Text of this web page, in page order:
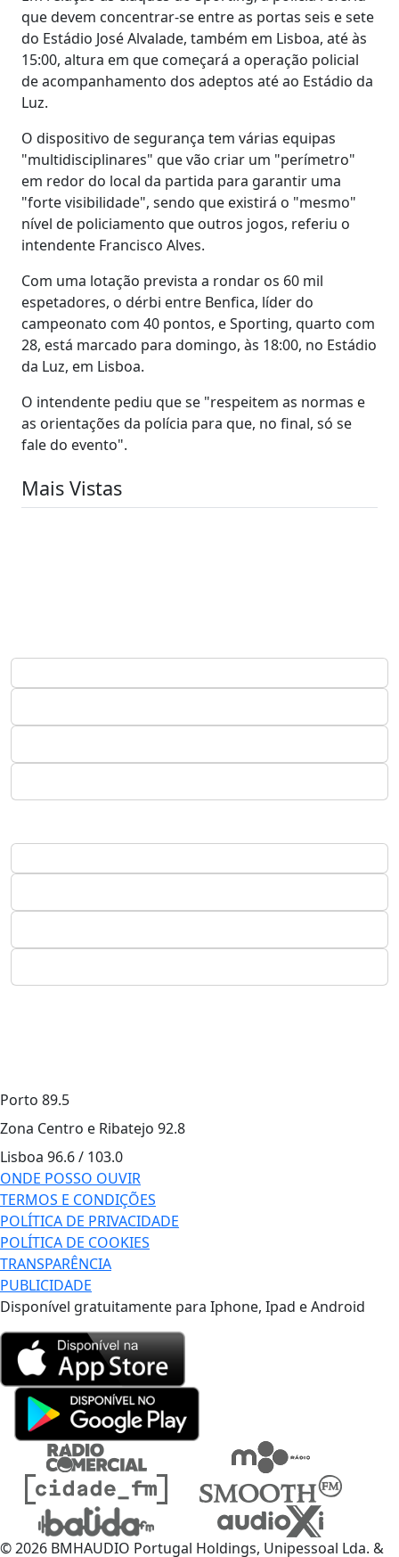
que devem concentrar-se entre as portas seis e sete
do Estádio José Alvalade, também em Lisboa, até às
15:00, altura em que começará a operação policial
de acompanhamento dos adeptos até ao Estádio da
Luz.
O dispositivo de segurança tem várias equipas
"multidisciplinares" que vão criar um "perímetro"
em redor do local da partida para garantir uma
"forte visibilidade", sendo que existirá o "mesmo"
nível de policiamento que outros jogos, referiu o
intendente Francisco Alves.
Com uma lotação prevista a rondar os 60 mil
espetadores, o dérbi entre Benfica, líder do
campeonato com 40 pontos, e Sporting, quarto com
28, está marcado para domingo, às 18:00, no Estádio
da Luz, em Lisboa.
O intendente pediu que se "respeitem as normas e
as orientações da polícia para que, no final, só se
fale do evento".
Mais Vistas
Porto 89.5
Zona Centro e Ribatejo 92.8
Lisboa 96.6 / 103.0
ONDE POSSO OUVIR
TERMOS E CONDIÇÕES
POLÍTICA DE PRIVACIDADE
POLÍTICA DE COOKIES
TRANSPARÊNCIA
PUBLICIDADE
Disponível gratuitamente para Iphone, Ipad e Android
© 2026 BMHAUDIO Portugal Holdings, Unipessoal Lda. &